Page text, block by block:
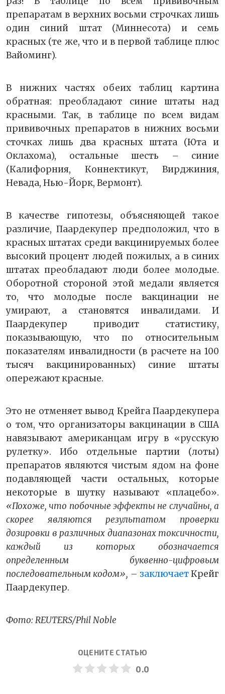
препаратам в верхних восьми строчках лишь
один синий штат (Миннесота) и семь
красных (те же, что и в первой таблице плюс
Вайоминг).
В нижних частях обеих таблиц картина
обратная: преобладают синие штаты над
красными. Так, в таблице по всем видам
прививочных препаратов в нижних восьми
сточках лишь два красных штата (Юта и
Оклахома), остальные шесть – синие
(Калифорния, Коннектикут, Вирджиния,
Невада, Нью-Йорк, Вермонт).
В качестве гипотезы, объясняющей такое
различие, Паардекупер предположил, что в
красных штатах среди вакцинируемых более
высокий процент людей пожилых, а в синих
штатах преобладают люди более молодые.
Оборотной стороной этой медали является
то, что молодые после вакцинации не
умирают, а становятся инвалидами. И
Паардекупер приводит статистику,
показывающую, что по относительным
показателям инвалидности (в расчете на 100
тысяч вакцинированных) синие штаты
опережают красные.
Это не отменяет вывод Крейга Паардекупера
о том, что организаторы вакцинации в США
навязывают американцам игру в «русскую
рулетку». Ибо отдельные партии (лоты)
препаратов являются чистым ядом на фоне
подавляющей части остальных, которые
некоторые в шутку называют «плацебо».
«Похоже, что побочные эффекты не случайны, а
скорее являются результатом проверки
дозировки в различных диапазонах токсичности,
каждый из которых обозначается
определенным буквенно-цифровым
последовательным кодом», – заключаетКрейг
Паардекупер.
Фото: REUTERS/Phil Noble
ОЦЕНИТЕ СТАТЬЮ
0.0